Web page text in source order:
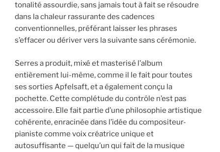
tonalité assourdie, sans jamais tout à fait se résoudre
dans la chaleur rassurante des cadences
conventionnelles, préférant laisser les phrases
s’effacer ou dériver vers la suivante sans cérémonie.
Serres a produit, mixé et masterisé l’album
entièrement lui-même, comme il le fait pour toutes
ses sorties Apfelsaft, et a également conçu la
pochette. Cette complétude du contrôle n’est pas
accessoire. Elle fait partie d’une philosophie artistique
cohérente, enracinée dans l’idée du compositeur-
pianiste comme voix créatrice unique et
autosuffisante — quelqu’un qui fait de la musique